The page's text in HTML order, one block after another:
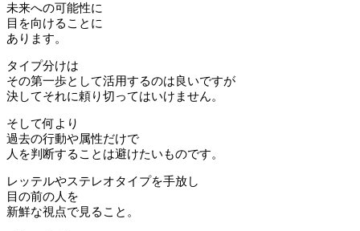
未来への可能性に
目を向けることに
あります。
タイプ分けは
その第一歩として活用するのは良いですが
決してそれに頼り切ってはいけません。
そして何より
過去の行動や属性だけで
人を判断することは避けたいものです。
レッテルやステレオタイプを手放し
目の前の人を
新鮮な視点で見ること。